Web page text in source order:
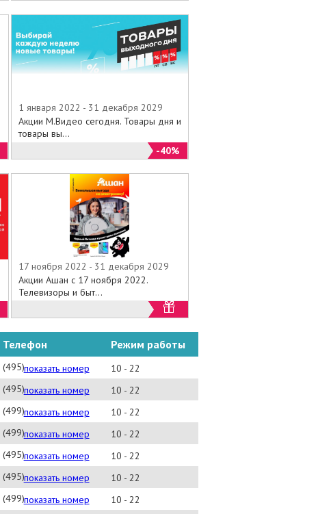
1 января 2022 - 31 декабря 2029
Акции М.Видео сегодня. Товары дня и
товары вы...
-40%
17 ноября 2022 - 31 декабря 2029
Акции Ашан с 17 ноября 2022.
Телевизоры и быт...
Телефон Режим работы
(495) 662-41-00
показать номер
10 - 22
(495) 666-23-00
показать номер
10 - 22
(499) 503-01-00
показать номер
10 - 22
(499) 503-68-00
показать номер
10 - 22
(495) 784-72-40
показать номер
10 - 22
(495) 967-91-00
показать номер
10 - 22
(499) 272-29-00
показать номер 10 - 22